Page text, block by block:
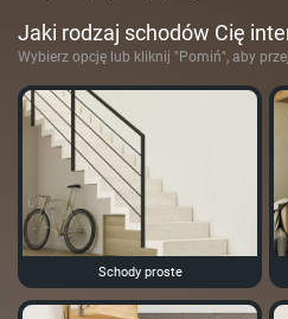
Jaki rodzaj schodów Cię
Wybierz opcję lub kliknij "Pomiń", aby
Schody proste